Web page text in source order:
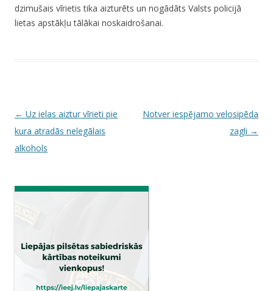
dzimušais vīrietis tika aizturēts un nogādāts Valsts policijā
lietas apstākļu tālākai noskaidrošanai.
P
o
s
← Uz ielas aiztur vīrieti pie
kura atradās nelegālais
alkohols
Notver iespējamo velosipēda
zagli →